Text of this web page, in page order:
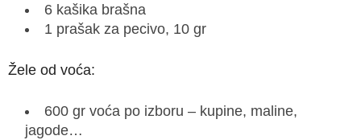
6 kašika brašna
1 prašak za pecivo, 10 gr
Žele od voća:
600 gr voća po izboru – kupine, maline,
jagode…